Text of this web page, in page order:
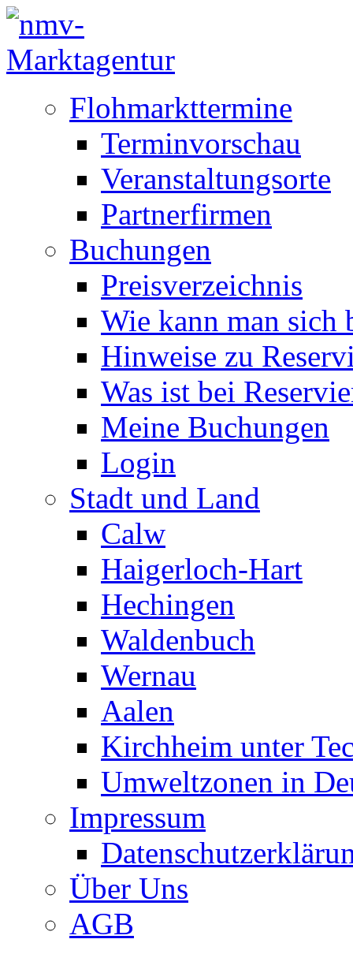
Flohmarkttermine
Terminvorschau
Veranstaltungsorte
Partnerfirmen
Buchungen
Preisverzeichnis
Wie kann man sich
Hinweise zu
Was ist bei
Meine Buchungen
Login
Stadt und Land
Calw
Haigerloch-Hart
Hechingen
Waldenbuch
Wernau
Aalen
Kirchheim unter
Umweltzonen in
Impressum
Über Uns
AGB